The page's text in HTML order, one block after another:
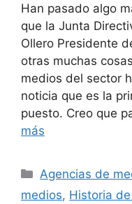
Han pasado algo
que la Junta
Ollero Presidente
otras muchas
medios del sector
noticia que es la
puesto. Creo que
más
Categorías
Agencias de
medios, Historia